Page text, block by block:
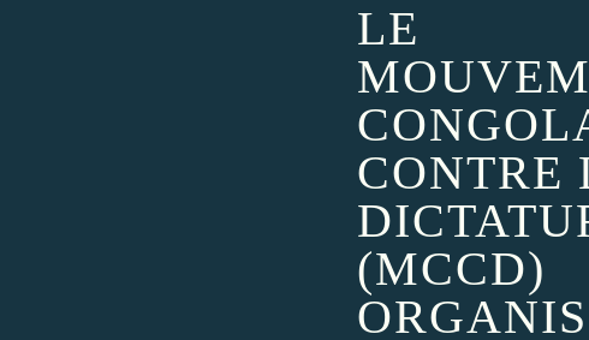
LE
CONTRE
(MCCD)